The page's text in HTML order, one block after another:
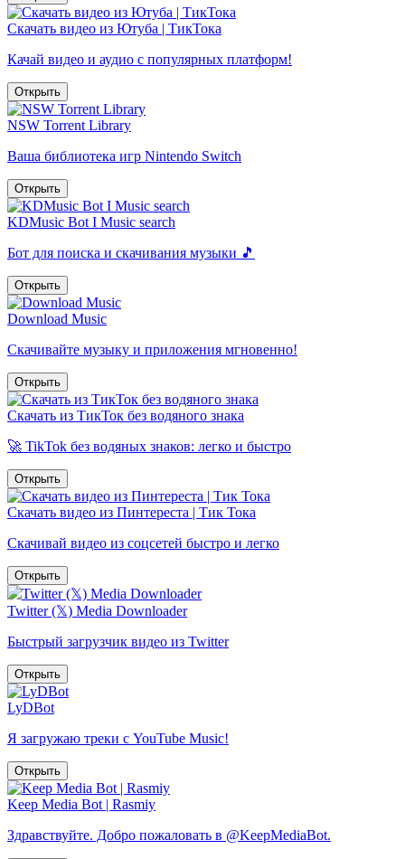
Скачать видео из Ютуба | ТикТока
Качай видео и аудио с популярных платформ!
Открыть
NSW Torrent Library
Ваша библиотека игр Nintendo Switch
Открыть
KDMusic Bot I Music search
Бот для поиска и скачивания музыки 🎵
Открыть
Download Music
Скачивайте музыку и приложения мгновенно!
Открыть
Скачать из ТикТок без водяного знака
🚀 TikTok без водяных знаков: легко и быстро
Открыть
Скачать видео из Пинтереста | Тик Тока
Скачивай видео из соцсетей быстро и легко
Открыть
Twitter (𝕏) Media Downloader
Быстрый загрузчик видео из Twitter
Открыть
LyDBot
Я загружаю треки с YouTube Music!
Открыть
Keep Media Bot | Rasmiy
Здравствуйте. Добро пожаловать в @KeepMediaBot.